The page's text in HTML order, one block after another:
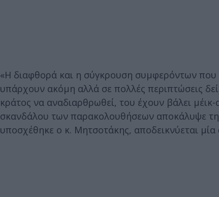
«Η διαφθορά και η σύγκρουση συμφερόντων
υπάρχουν ακόμη αλλά σε πολλές περιπτώσεις
κράτος να αναδιαρθρωθεί, του έχουν βάλει
σκανδάλου των παρακολουθήσεων αποκάλυψε
υποσχέθηκε ο κ. Μητσοτάκης, αποδεικνύεται μία